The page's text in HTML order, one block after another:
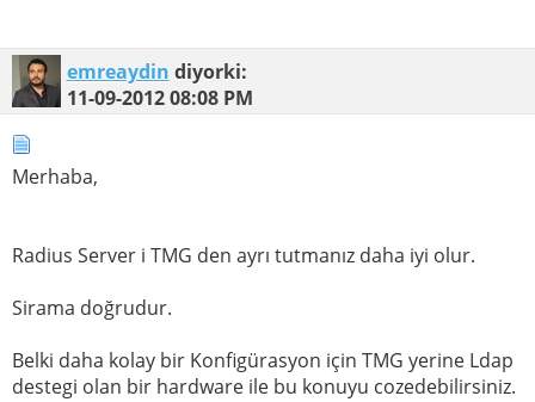
emreaydin diyorki:
11-09-201208:08 PM
Merhaba,
Radius Server i TMG den ayrı tutmanız daha iyi olur.
Sirama doğrudur.
Belki daha kolay bir Konfigürasyon için TMG yerine Ldap
destegi olan bir hardware ile bu konuyu cozedebilirsiniz.